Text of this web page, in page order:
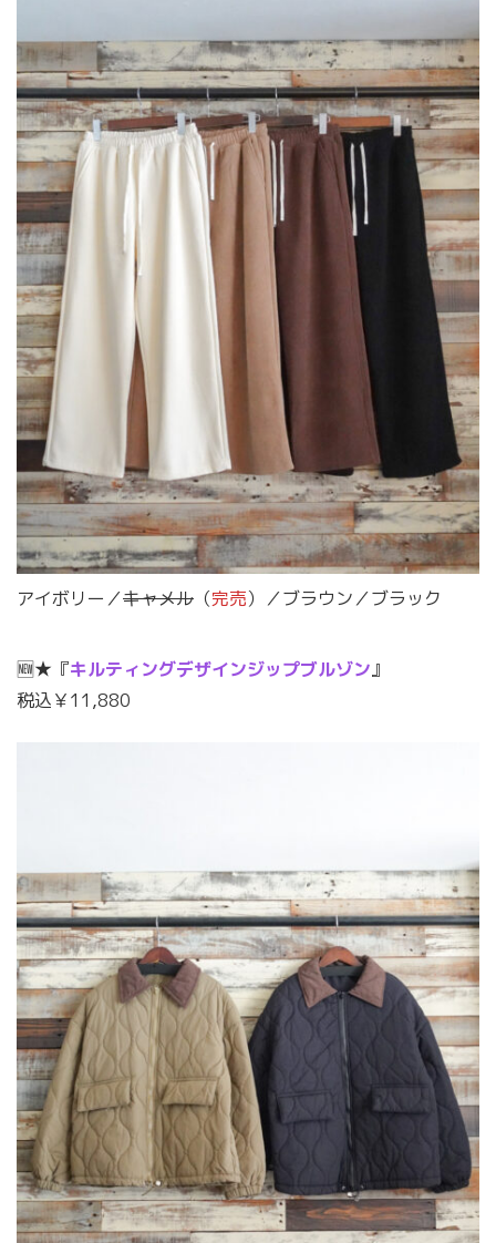
アイボリー／キャメル （完売）／ブラウン／ブラック
🆕★『キルティングデザインジップブルゾン』
税込￥11,880